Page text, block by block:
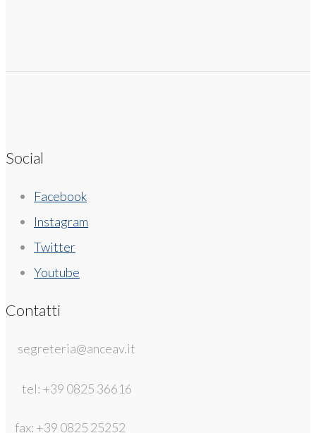
Social
Facebook
Instagram
Twitter
Youtube
Contatti
segreteria@anceav.it
tel: +39 0825 36616
fax: +39 0825 25252